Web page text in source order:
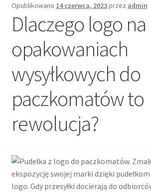
Blog
Cart
Cennik koszy EKO
Cennik koszy świątecznych
Cennik pudełek z logo
Checkout
Checkout
Opublikowano 14 czerwca, 2023przez admin
Dlaczego logo na
opakowaniach
wysyłkowych do
paczkomatów to
rewolucja?